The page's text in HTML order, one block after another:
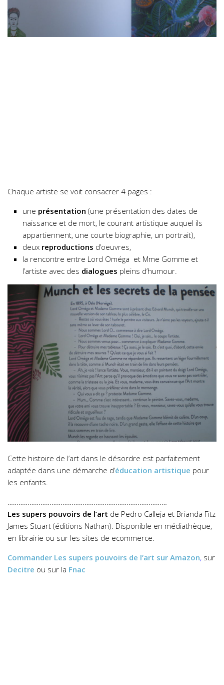
Chaque artiste se voit consacrer 4 pages :
une présentation (une présentation des dates de
naissance et de mort, le courant artistique auquel ils
appartiennent, une courte biographie, un portrait),
deux reproductions d’oeuvres,
la rencontre entre Lord Oméga et Mme Gomme et
l’artiste avec des dialogues pleins d’humour.
Cette histoire de l’art dans le désordre est parfaitement
adaptée dans une démarche d’éducation artistique pour
les enfants.
Les supers pouvoirs de l’art de Pedro Calleja et Brianda Fitz
James Stuart (éditions Nathan). Disponible en médiathèque,
en librairie ou sur les sites de ecommerce.
Commander Les supers pouvoirs de l’art sur Amazon, sur
Decitre ou sur la Fnac